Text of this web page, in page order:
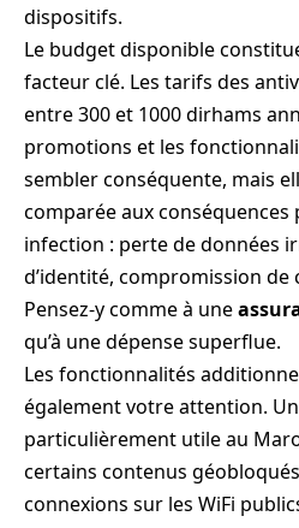
dispositifs.
Le budget disponible
facteur clé. Les tarifs des
entre 300 et 1000 dirhams
promotions et les
sembler conséquente, mais
comparée aux conséquences
infection : perte de données
d’identité, compromission de
Pensez-y comme à une
qu’à une dépense superflue.
Les fonctionnalités
également votre attention. Un
particulièrement utile au
certains contenus
connexions sur les WiFi